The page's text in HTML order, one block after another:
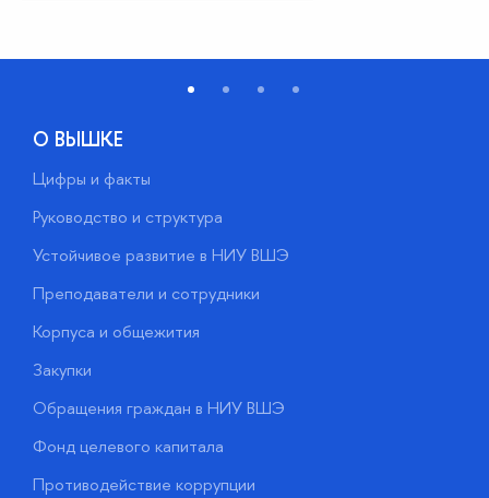
О ВЫШКЕ
Цифры и факты
Руководство и структура
Устойчивое развитие в НИУ ВШЭ
Преподаватели и сотрудники
Корпуса и общежития
Закупки
Обращения граждан в НИУ ВШЭ
Фонд целевого капитала
Противодействие коррупции